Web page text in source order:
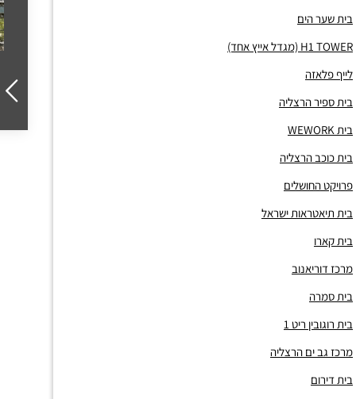
בית שער הים
H1 TOWER (מגדל אייץ אחד)
לייף פלאזה
בית ספיר הרצליה
בית WEWORK
בית כוכב הרצליה
פרויקט החושלים
בית תיאטראות ישראל
בית קארו
מרכז דוריאנוב
בית סמרה
בית רוגובין ריט 1
מרכז גב ים הרצליה
בית דירום